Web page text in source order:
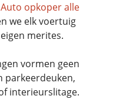
Auto opkoper alle
we elk voertuig
merites.
vormen geen
parkeerdeuken,
interieurslitage.